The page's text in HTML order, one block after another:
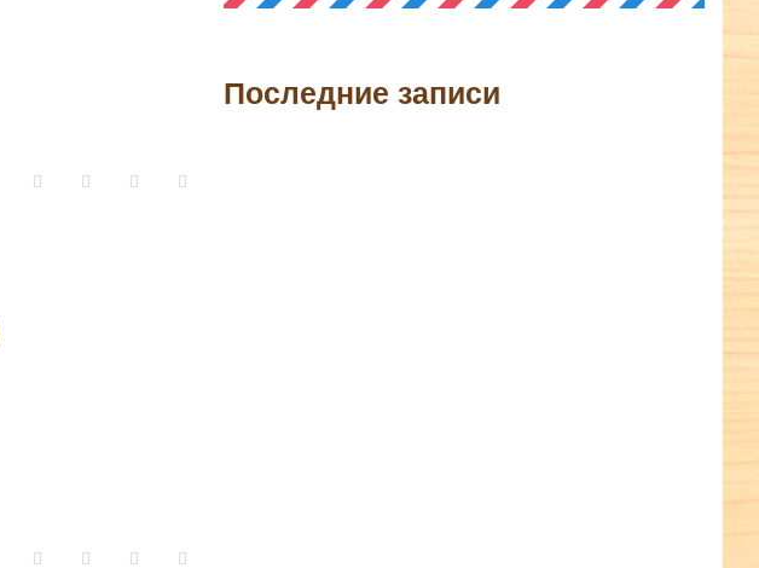
FacebookTwitter Google+
FacebookTwitter Google+
Последние записи